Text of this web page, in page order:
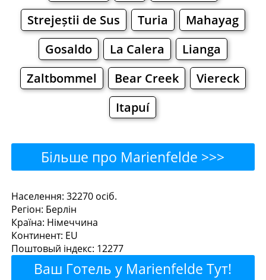
Strejeștii de Sus
Turia
Mahayag
Gosaldo
La Calera
Lianga
Zaltbommel
Bear Creek
Viereck
Itapuí
Більше про Marienfelde >>>
Marienfelde - Де поїсти
або перекусити?
Ресторани Кафе
Булочнi
Супермаркети
Населення: 32270 осiб.
Регiон: Берлін
Країна: Німеччина
Континент: EU
Поштовый iндекс: 12277
Ваш Готель у Marienfelde Тут!